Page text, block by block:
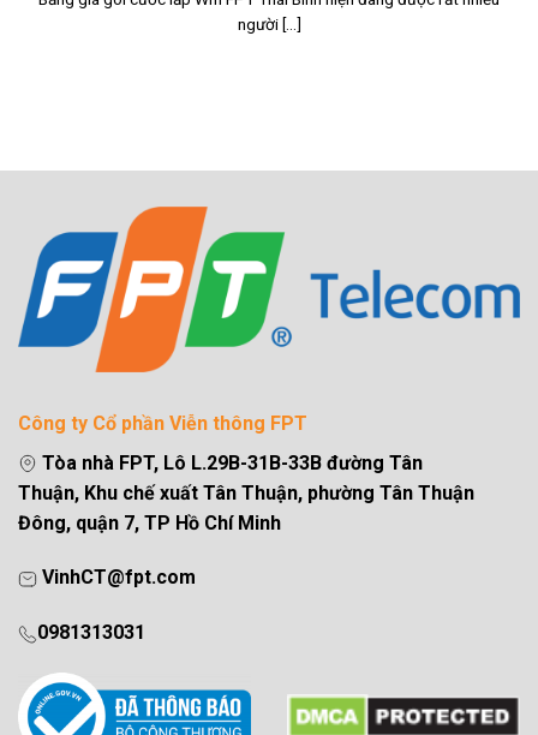
người [...]
Công ty Cổ phần Viễn thông FPT
Tòa nhà FPT, Lô L.29B-31B-33B đường Tân
Thuận, Khu chế xuất Tân Thuận, phường Tân Thuận
Đông, quận 7, TP Hồ Chí Minh
VinhCT@fpt.com
0981313031